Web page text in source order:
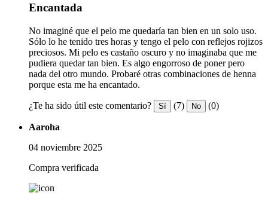
Encantada
No imaginé que el pelo me quedaría tan bien en un solo uso.
Sólo lo he tenido tres horas y tengo el pelo con reflejos rojizos
preciosos. Mi pelo es castaño oscuro y no imaginaba que me
pudiera quedar tan bien. Es algo engorroso de poner pero
nada del otro mundo. Probaré otras combinaciones de henna
porque esta me ha encantado.
¿Te ha sido útil este comentario? Sí (7) No (0)
Aaroha
04 noviembre 2025
Compra verificada